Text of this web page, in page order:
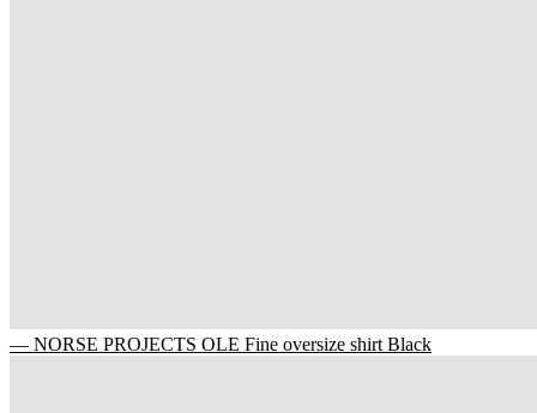
— NORSE PROJECTS OLE Fine oversize shirt Black